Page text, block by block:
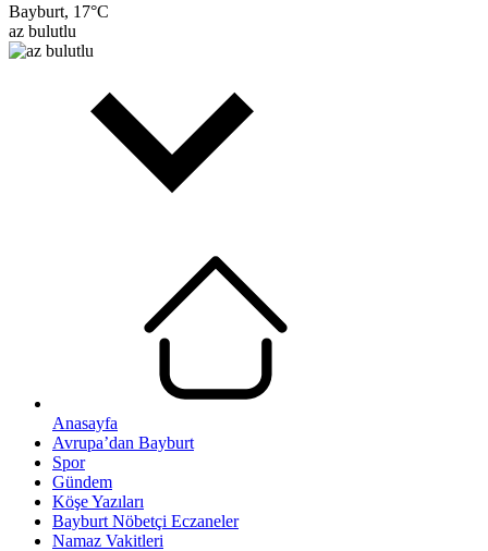
Bayburt, 17°C
az bulutlu
Anasayfa
Avrupa’dan Bayburt
Spor
Gündem
Köşe Yazıları
Bayburt Nöbetçi Eczaneler
Namaz Vakitleri